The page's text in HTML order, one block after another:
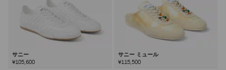
サニー
¥105,600
サニー ミュール
¥115,500